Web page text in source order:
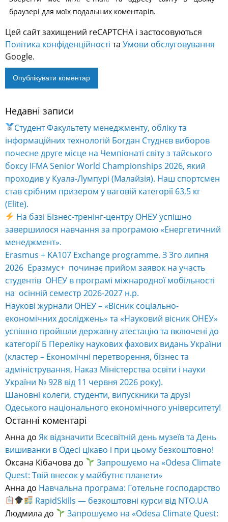
*
Email*
Сайт
Зберегти моє ім'я, e-mail, та адресу сайту в цьому
браузері для моїх подальших коментарів.
Цей сайт захищений reCAPTCHA і застосовуються
Політика конфіденційностітаУмови обслуговування
Google.
Alternative:
Недавні записи
Студент Факультету менеджменту, обліку та
інформаційних технологій Богдан Студнєв виборов
почесне друге місце на Чемпіонаті світу з тайського
боксу IFMA Senior World Championships 2026, який
проходив у Куала-Лумпурі (Малайзія). Наш спортсмен
став срібним призером у ваговій категорії 63,5 кг
(Elite).
На базі Бізнес-тренінг-центру ОНЕУ успішно
завершилося навчання за програмою «Енергетичний
менеджмент».
Erasmus + KA107 Exchange programme. З 3го липня
2026 Еразмус+ починає прийом заявок на участь
студентів ОНЕУ в програмі міжнародної мобільності
на осінній семестр 2026-2027 н.р.
Наукові журнали ОНЕУ – «Вісник соціально-
економічних досліджень» та «Науковий вісник ОНЕУ»
успішно пройшли державну атестацію та включені до
категорії Б Переліку наукових фахових видань України
(кластер – Економічні перетворення, бізнес та
адміністрування, Наказ Міністерства освіти і науки